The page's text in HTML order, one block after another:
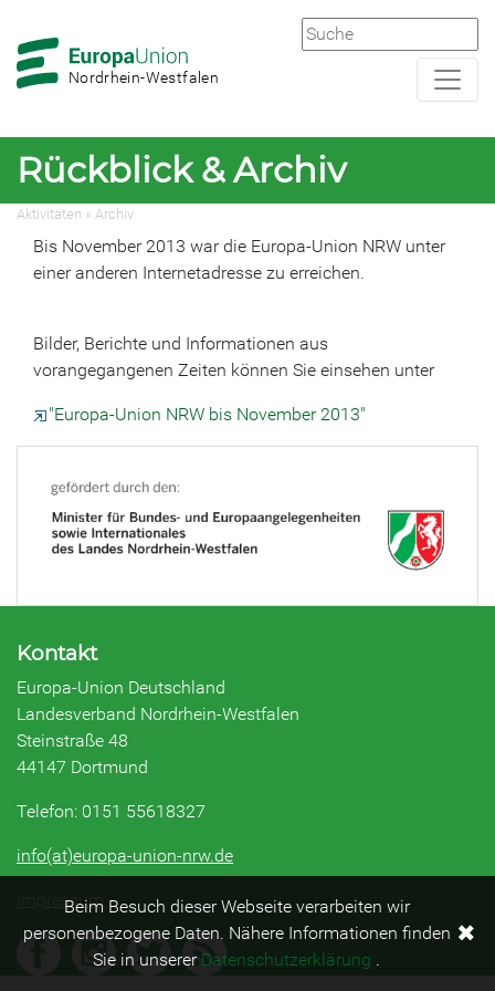
Hauptnavigation
Hauptbereich
Nordrhein-Westfalen
Rückblick & Archiv
Aktivitäten » Archiv
Bis November 2013 war die Europa-Union NRW unter
einer anderen Internetadresse zu erreichen.
Bilder, Berichte und Informationen aus
vorangegangenen Zeiten können Sie einsehen unter
"Europa-Union NRW bis November 2013"
Kontakt
Europa-Union Deutschland
Landesverband Nordrhein-Westfalen
Steinstraße 48
44147 Dortmund
Telefon: 0151 55618327
info(at)europa-union-nrw.de
ImpressumBeim Besuch dieser Webseite verarbeiten wir
personenbezogene Daten. Nähere Informationen finden
Sie in unserer Datenschutzerklärung .
✖